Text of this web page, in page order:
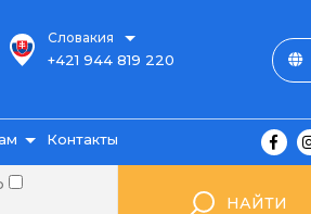
Словакия
+421 944 819 220
Контакты
НАЙТИ